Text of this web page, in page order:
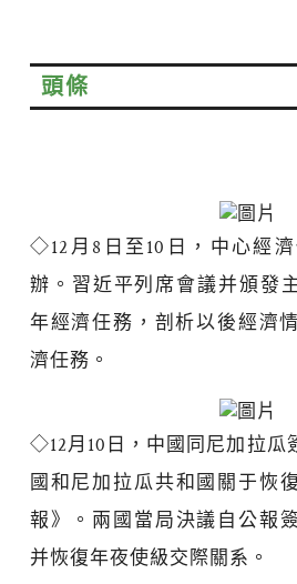
頭條
◇12月8日至10日， 中心經
辦。 習近平列席會議并頒發
年經濟任務，剖析以後經濟
濟任務。
◇12月10日，中國同尼加拉瓜
國和尼加拉瓜共和國關于恢
報》。兩國當局決議自公報
并恢復年夜使級交際關系。